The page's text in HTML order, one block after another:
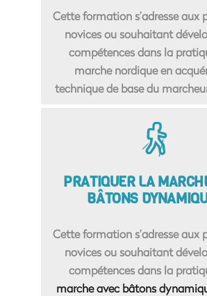
Cette formation s’adresse aux
novices ou souhaitant
compétences dans la
marche nordique en
technique de base du
PRATIQUER LA
BÂTONS
Cette formation s’adresse aux
novices ou souhaitant
compétences dans la
marche avec bâtons